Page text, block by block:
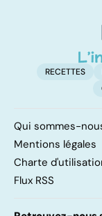
RECETTES
Qui sommes-
Mentions légales
Charte
Flux RSS